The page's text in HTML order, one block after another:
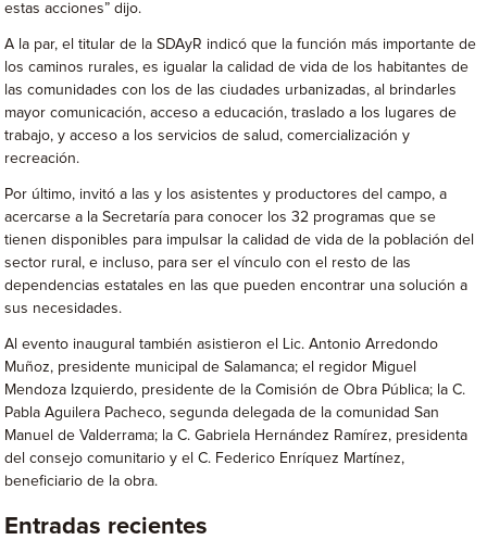
estas acciones” dijo.
A la par, el titular de la SDAyR indicó que la función más importante de
los caminos rurales, es igualar la calidad de vida de los habitantes de
las comunidades con los de las ciudades urbanizadas, al brindarles
mayor comunicación, acceso a educación, traslado a los lugares de
trabajo, y acceso a los servicios de salud, comercialización y
recreación.
Por último, invitó a las y los asistentes y productores del campo, a
acercarse a la Secretaría para conocer los 32 programas que se
tienen disponibles para impulsar la calidad de vida de la población del
sector rural, e incluso, para ser el vínculo con el resto de las
dependencias estatales en las que pueden encontrar una solución a
sus necesidades.
Al evento inaugural también asistieron el Lic. Antonio Arredondo
Muñoz, presidente municipal de Salamanca; el regidor Miguel
Mendoza Izquierdo, presidente de la Comisión de Obra Pública; la C.
Pabla Aguilera Pacheco, segunda delegada de la comunidad San
Manuel de Valderrama; la C. Gabriela Hernández Ramírez, presidenta
del consejo comunitario y el C. Federico Enríquez Martínez,
beneficiario de la obra.
Entradas recientes